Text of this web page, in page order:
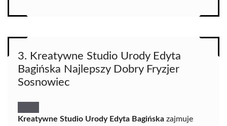
3. Kreatywne Studio Urody Edyta
Bagińska Najlepszy Dobry Fryzjer
Sosnowiec
Kreatywne Studio Urody Edyta Bagińska zajmuje